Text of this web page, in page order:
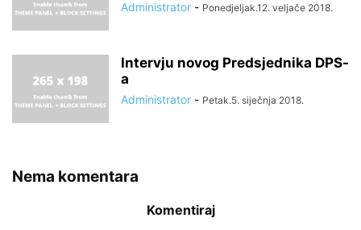
Administrator - Ponedjeljak.12. veljače 2018.
Intervju novog Predsjednika DPS-
a
Administrator - Petak.5. siječnja 2018.
Nema komentara
Komentiraj